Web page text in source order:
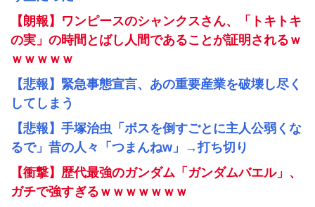
【朗報】ワンピースのシャンクスさん、「トキトキ
の実」の時間とばし人間であることが証明されるｗ
ｗｗｗｗｗ
【悲報】緊急事態宣言、あの重要産業を破壊し尽く
してしまう
【悲報】手塚治虫「ボスを倒すごとに主人公弱くな
るで」昔の人々「つまんねw」→打ち切り
【衝撃】歴代最強のガンダム「ガンダムバエル」、
ガチで強すぎるｗｗｗｗｗｗｗ